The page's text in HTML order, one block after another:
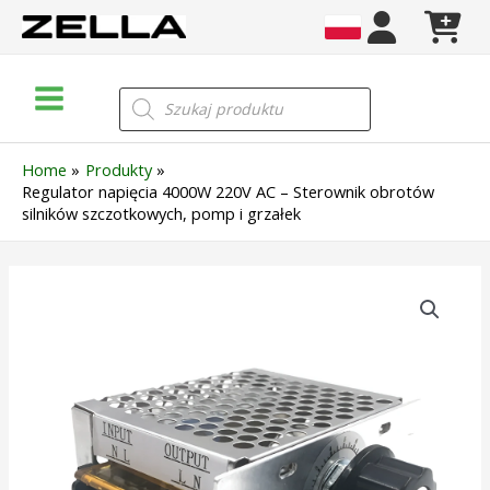
Skip
Menu
Wyszukiwarka
produktów
Home
Produkty
Regulator napięcia 4000W 220V AC – Sterownik obrotów
silników szczotkowych, pomp i grzałek
Sterownik